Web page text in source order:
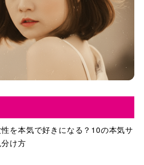
を本気で好きになる？10の本気サ
け方